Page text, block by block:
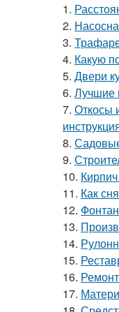
1.
2.
3.
4. Какую
5. Двери
6. Лучшие
7. Откосы
8.
9.
10.
11. Как
12.
13.
14.
15.
16.
17.